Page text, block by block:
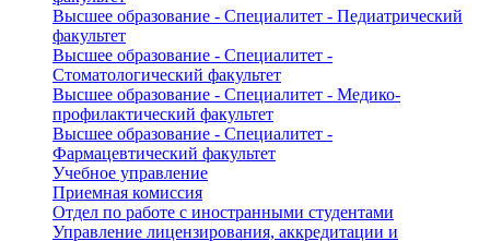
Высшее образование - Специалитет - Педиатрический
факультет
Высшее образование - Специалитет -
Стоматологический факультет
Высшее образование - Специалитет - Медико-
профилактический факультет
Высшее образование - Специалитет -
Фармацевтический факультет
Учебное управление
Приемная комиссия
Отдел по работе с иностранными студентами
Управление лицензирования, аккредитации и